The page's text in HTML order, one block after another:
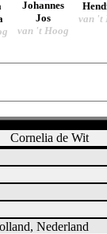
Johannes
Jos
van 't Hoog
van 't
Cornelia de Wit
Nederland